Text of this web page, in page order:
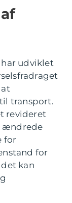
udviklet
at
transport.
revideret
ændrede
for
for
kan